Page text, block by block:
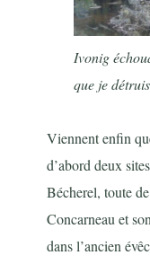
Ivonig
que je
Viennent enfin
d’abord deux
Bécherel, toute
Concarneau et
dans l’ancien